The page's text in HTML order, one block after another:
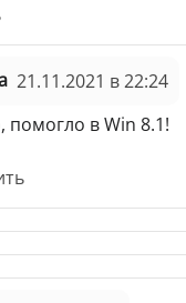
21.11.2021 в 22:24
помогло в Win 8.1!